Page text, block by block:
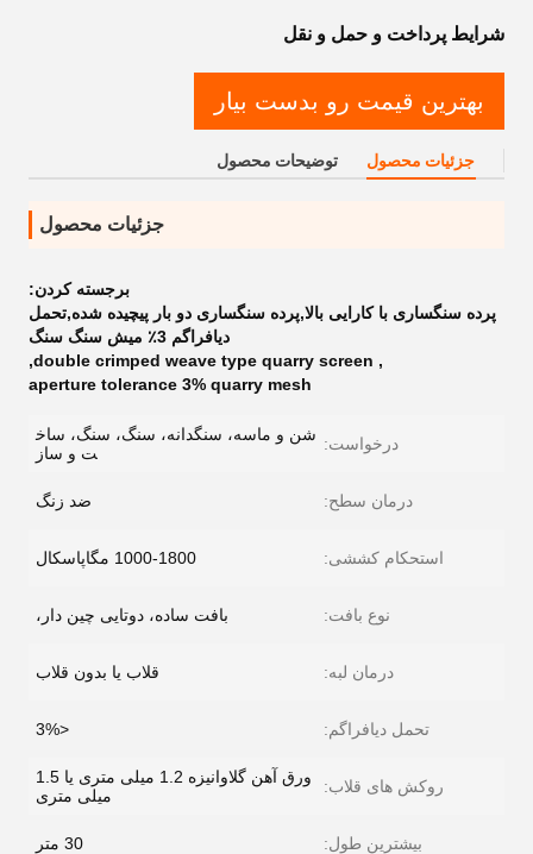
شرایط پرداخت و حمل و نقل
بهترین قیمت رو بدست بیار
جزئیات محصول توضیحات محصول
جزئیات محصول
برجسته کردن:
پرده سنگساری با کارایی بالا,پرده سنگساری دو بار پیچیده شده,تحمل
دیافراگم 3٪ میش سنگ سنگ
,
double crimped weave type quarry screen
,
aperture tolerance 3% quarry mesh
درخواست: شن و ماسه، سنگدانه، سنگ، سنگ، ساخ
ت و ساز
درمان سطح: ضد زنگ
استحکام کششی: 1000-1800 مگاپاسکال
نوع بافت: بافت ساده، دوتایی چین دار،
درمان لبه: قلاب یا بدون قلاب
تحمل دیافراگم: <3%
روکش های قلاب:
ورق آهن گلاوانیزه 1.2 میلی متری یا 1.5
میلی متری
بیشترین طول: 30 متر